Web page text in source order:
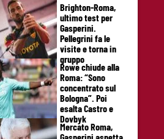
Brighton-Roma,
ultimo test per
Gasperini.
Pellegrini fa le
visite e torna in
gruppo
Rowe chiude alla
Roma: “Sono
concentrato sul
Bologna”. Poi
esalta Castro e
Dovbyk
Mercato Roma,